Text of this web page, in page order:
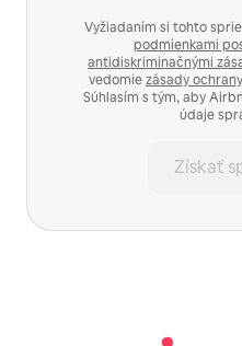
Vyžiadaním si tohto
podmienkami
antidiskriminačnými
vedomiezásady
Súhlasím s tým, aby
údaje
Získať